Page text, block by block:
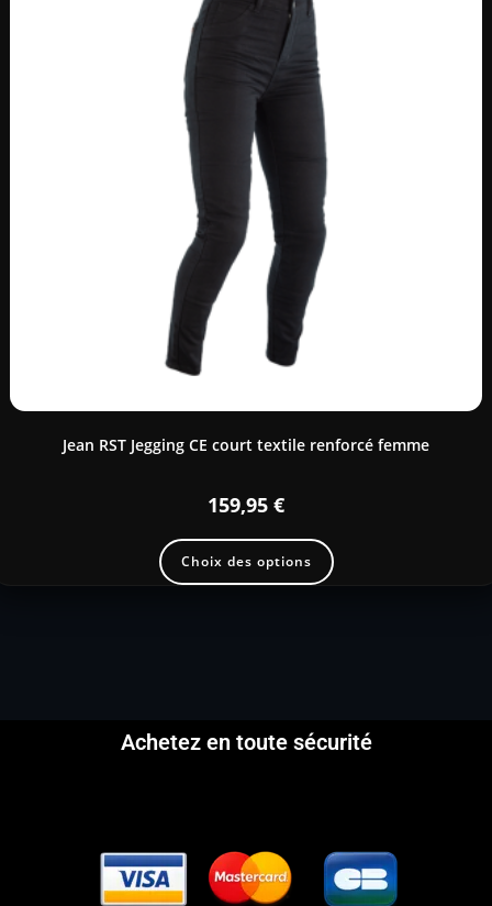
Jean RST Jegging CE court textile renforcé femme
159,95 €
Choix des options
Achetez en toute sécurité